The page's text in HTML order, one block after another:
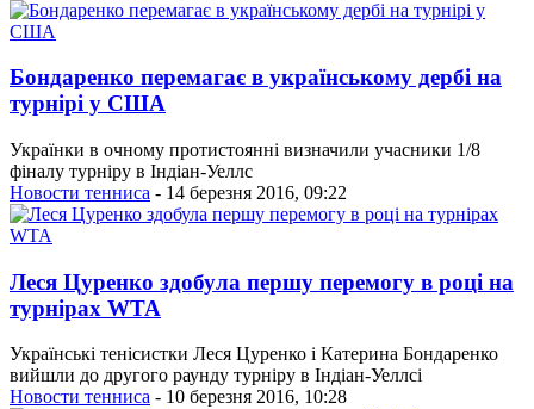
Бондаренко перемагає в українському дербі на
турнірі у США
Українки в очному протистоянні визначили учасники 1/8
фіналу турніру в Індіан-Уеллc
Новости тенниса - 14 березня 2016, 09:22
Леся Цуренко здобула першу перемогу в році на
турнірах WTA
Українські тенісистки Леся Цуренко і Катерина Бондаренко
вийшли до другого раунду турніру в Індіан-Уеллсі
Новости тенниса - 10 березня 2016, 10:28